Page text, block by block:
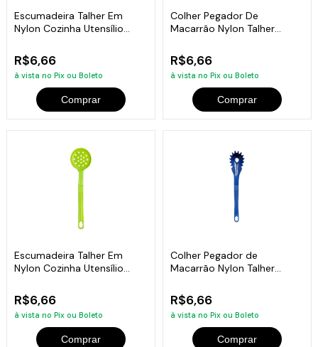
Escumadeira Talher Em
Nylon Cozinha Utensílio
R$6,66
à vista no Pix ou Boleto
Comprar
Colher Pegador De
Macarrão Nylon Talher
R$6,66
à vista no Pix ou Boleto
Comprar
Escumadeira Talher Em
Nylon Cozinha Utensílio
R$6,66
à vista no Pix ou Boleto
Comprar
Colher Pegador de
Macarrão Nylon Talher
R$6,66
à vista no Pix ou Boleto
Comprar